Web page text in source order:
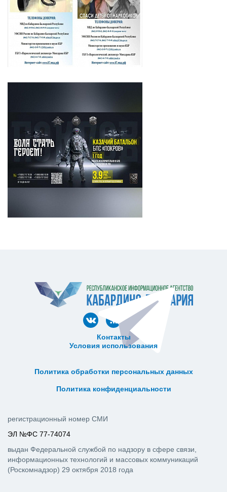
Контакты
Условия использования
Политика обработки персональных данных
Политика конфиденциальности
регистрационный номер СМИ
ЭЛ №ФС 77-74074
выдан Федеральной службой по надзору в сфере связи,
информационных технологий и массовых коммуникаций
(Роскомнадзор) 29 октября 2018 года